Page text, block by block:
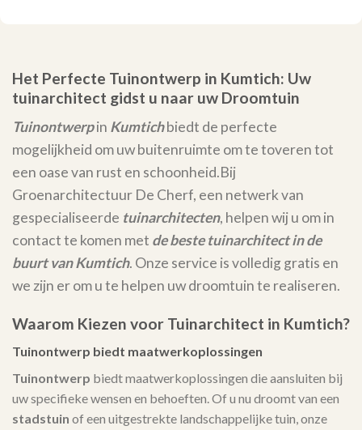
Het Perfecte Tuinontwerp in Kumtich: Uw
tuinarchitect gidst u naar uw Droomtuin
Tuinontwerpin Kumtichbiedt de perfecte
mogelijkheid om uw buitenruimte om te toveren tot
een oase van rust en schoonheid.Bij
Groenarchitectuur De Cherf, een netwerk van
gespecialiseerde tuinarchitecten, helpen wij u om in
contact te komen met de beste tuinarchitect in de
buurt van Kumtich. Onze service is volledig gratis en
we zijn er om u te helpen uw droomtuin te realiseren.
Waarom Kiezen voor Tuinarchitect in Kumtich?
Tuinontwerp biedt maatwerkoplossingen
Tuinontwerp biedt maatwerkoplossingen die aansluiten bij
uw specifieke wensen en behoeften. Of u nu droomt van een
stadstuin of een uitgestrekte landschappelijke tuin, onze